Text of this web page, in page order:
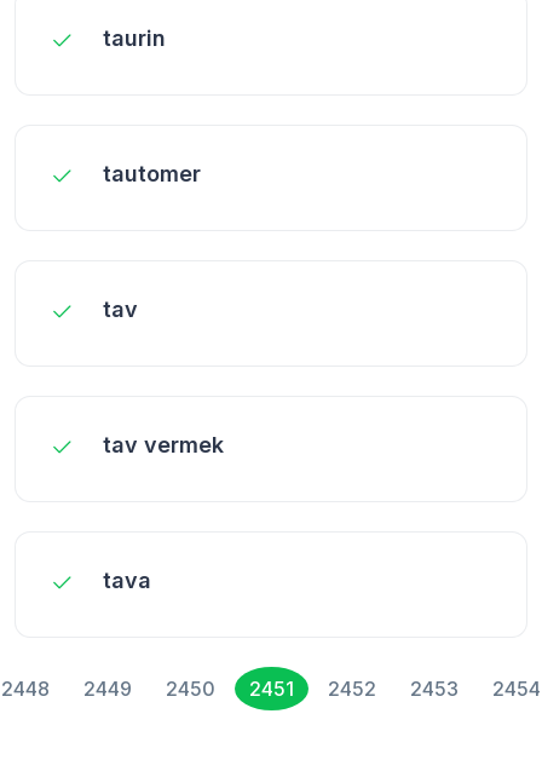
taurin
tautomer
tav
tav vermek
tava
2448 2449 2450 2451 2452 2453 2454